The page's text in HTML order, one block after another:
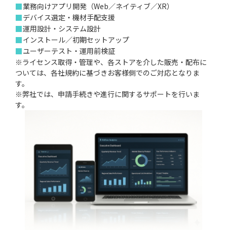
■業務向けアプリ開発（Web／ネイティブ／XR）
■デバイス選定・機材手配支援
■運用設計・システム設計
■インストール／初期セットアップ
■ユーザーテスト・運用前検証
※ライセンス取得・管理や、各ストアを介した販売・配布に
ついては、各社規約に基づきお客様側でのご対応となりま
す。
※弊社では、申請手続きや進行に関するサポートを行いま
す。